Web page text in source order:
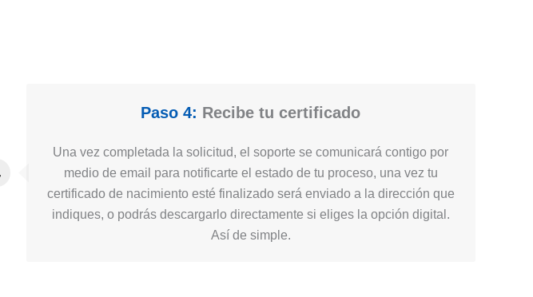
Paso 4: Recibe tu certificado
Una vez completada la solicitud, el soporte se comunicará contigo por
medio de email para notificarte el estado de tu proceso, una vez tu
certificado de nacimiento esté finalizado será enviado a la dirección que
indiques, o podrás descargarlo directamente si eliges la opción digital.
Así de simple.